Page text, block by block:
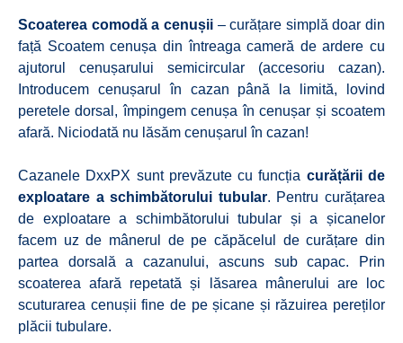
Scoaterea comodă a cenușii – curățare simplă doar din
față Scoatem cenușa din întreaga cameră de ardere cu
ajutorul cenușarului semicircular (accesoriu cazan).
Introducem cenușarul în cazan până la limită, lovind
peretele dorsal, împingem cenușa în cenușar și scoatem
afară. Niciodată nu lăsăm cenușarul în cazan!
Cazanele DxxPX sunt prevăzute cu funcția curățării de
exploatare a schimbătorului tubular. Pentru curățarea
de exploatare a schimbătorului tubular și a șicanelor
facem uz de mânerul de pe căpăcelul de curățare din
partea dorsală a cazanului, ascuns sub capac. Prin
scoaterea afară repetată și lăsarea mânerului are loc
scuturarea cenușii fine de pe șicane și răzuirea pereților
plăcii tubulare.